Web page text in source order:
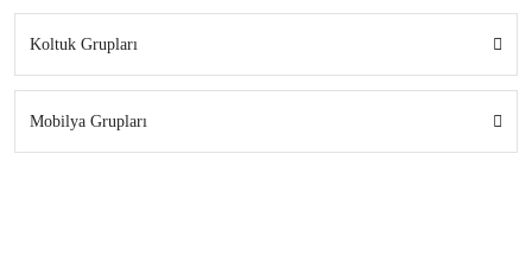
Koltuk Grupları
Mobilya Grupları